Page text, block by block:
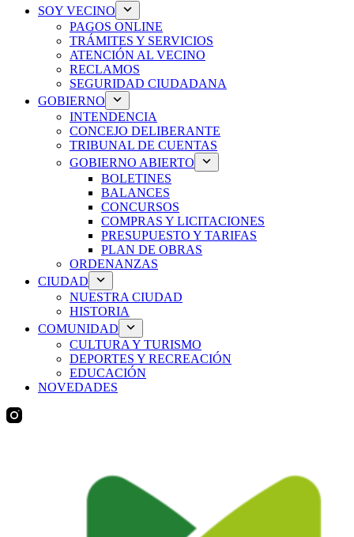
SOY VECINO
PAGOS ONLINE
TRÁMITES Y SERVICIOS
ATENCIÓN AL VECINO
RECLAMOS
SEGURIDAD CIUDADANA
GOBIERNO
INTENDENCIA
CONCEJO DELIBERANTE
TRIBUNAL DE CUENTAS
GOBIERNO ABIERTO
BOLETINES
BALANCES
CONCURSOS
COMPRAS Y LICITACIONES
PRESUPUESTO Y TARIFAS
PLAN DE OBRAS
ORDENANZAS
CIUDAD
NUESTRA CIUDAD
HISTORIA
COMUNIDAD
CULTURA Y TURISMO
DEPORTES Y RECREACIÓN
EDUCACIÓN
NOVEDADES